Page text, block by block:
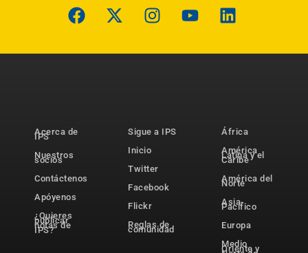
Acerca de
IPS
Nuestros
socios
Contáctenos
Apóyenos
¿Quieres
publicar
notas de
IPS?
Sigue a IPS
Inicio
Twitter
Facebook
Flickr
Reglas de
comunidad
África
América
Latina y el
Caribe
América del
Norte
Asia-
Pacífico
Europa
Medio
Oriente y